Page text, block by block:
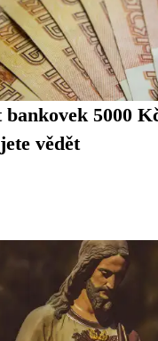
bankovek 5000
vědět